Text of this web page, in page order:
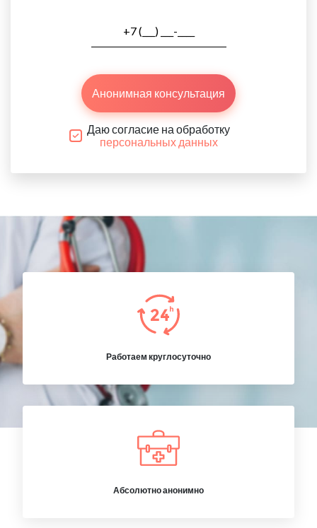
Анонимная консультация
Даю согласие на обработку
персональных данных
Работаем круглосуточно
Абсолютно анонимно